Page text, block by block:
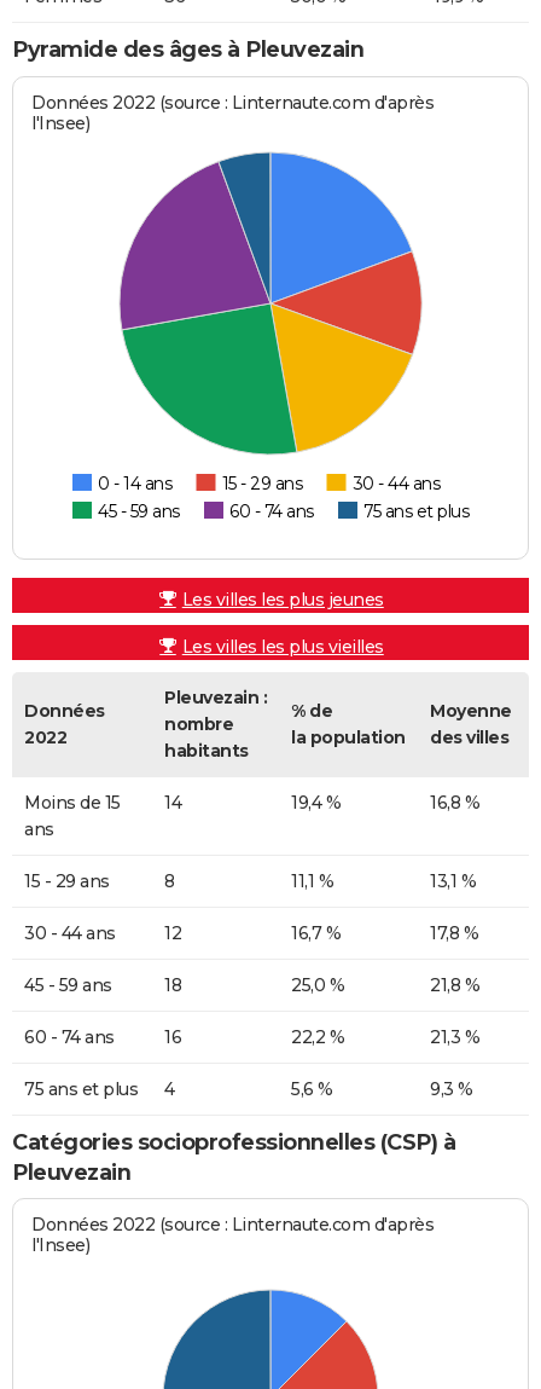
Pyramide des âges à Pleuvezain
Données 2022 (source : Linternaute.com d'après
l'Insee)
0 - 14 ans 15 - 29 ans
30 - 44 ans
45 - 59 ans
60 - 74 ans 75 ans et plus
Les villes les plus jeunes
Les villes les plus vieilles
Données
2022
Pleuvezain :
nombre
habitants
% de
la population
Moyenne
des villes
Moins de 15
ans
14 19,4 % 16,8 %
15 - 29 ans 8 11,1 % 13,1 %
30 - 44 ans 12 16,7 % 17,8 %
45 - 59 ans 18 25,0 % 21,8 %
60 - 74 ans 16 22,2 % 21,3 %
75 ans et plus 4 5,6 % 9,3 %
Catégories socioprofessionnelles (CSP) à
Pleuvezain
Données 2022 (source : Linternaute.com d'après
l'Insee)